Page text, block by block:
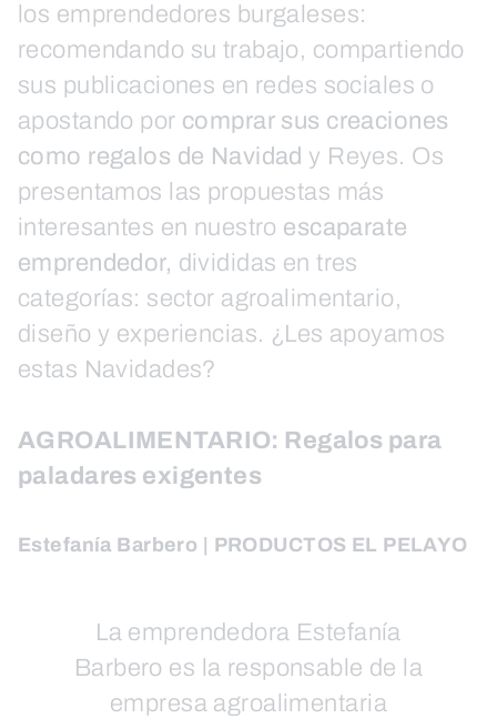
los emprendedores burgaleses:
recomendando su trabajo, compartiendo
sus publicaciones en redes sociales o
apostando por comprar sus creaciones
como regalos de Navidad y Reyes. Os
presentamos las propuestas más
interesantes en nuestro escaparate
emprendedor, divididas en tres
categorías: sector agroalimentario,
diseño y experiencias. ¿Les apoyamos
estas Navidades?
AGROALIMENTARIO: Regalos para
paladares exigentes
Estefanía Barbero | PRODUCTOS EL PELAYO
La emprendedora Estefanía
Barbero es la responsable de la
empresa agroalimentaria